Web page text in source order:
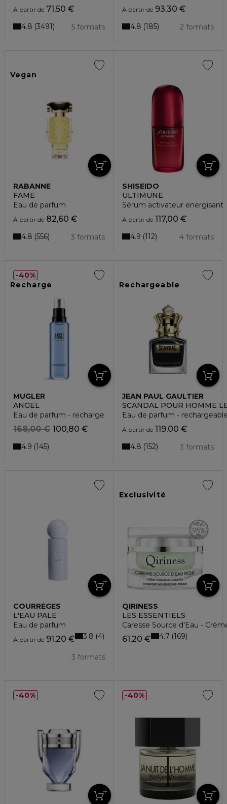
À partir de 71,50 €
5 formats
4.8 3491
À partir de93,30 €
2 formats
4.8 185
Vegan
RABANNE
FAME
Eau de parfum
À partir de 82,60 €
3 formats
4.8 556
SHISEIDO
ULTIMUNE
Sérum activateur energisant
À partir de117,00 €
4 formats
4.9 112
Recharge
MUGLER
ANGEL
Eau de parfum - recharge
100,80 €
168,00 €
4.9 145
40%
Rechargeable
JEAN PAUL GAULTIER
SCANDAL POUR HOMME
Eau de parfum -
À partir de119,00 €
3 formats
4.8 152
COURRÈGES
L'EAU PÂLE
Eau de parfum
À partir de 91,20 €
3 formats
3.8 4
Exclusivité
QIRINESS
LES ESSENTIELS
Caresse Source d'Eau -
61,20 € 4.7 169
40% 40%